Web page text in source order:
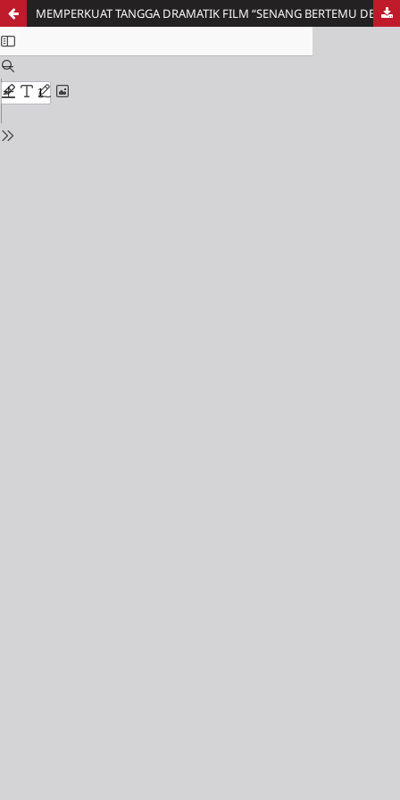
MEMPERKUAT TANGGA DRAMATIK FILM “SENANG BERTEMU DENGANMU” MELALUI PENERAPAN EDITING ASPEK RITMIK